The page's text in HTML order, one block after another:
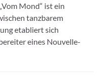
Mond“ ist ein
tanzbarem
etabliert sich
eines Nouvelle-